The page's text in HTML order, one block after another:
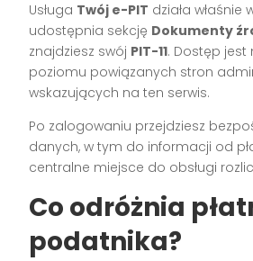
Usługa Twój e-PIT działa właśnie
udostępnia sekcję Dokumenty
znajdziesz swój PIT-11. Dostęp jest
poziomu powiązanych stron
wskazujących na ten serwis.
Po zalogowaniu przejdziesz
danych, w tym do informacji od
centralne miejsce do obsługi
Co odróżnia
podatnika?